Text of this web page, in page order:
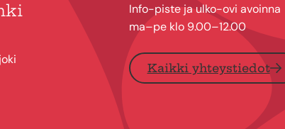
Info-piste ja ulko-ovi avoinna
ma–pe klo 9.00–12.00
Kaikki yhteystiedot